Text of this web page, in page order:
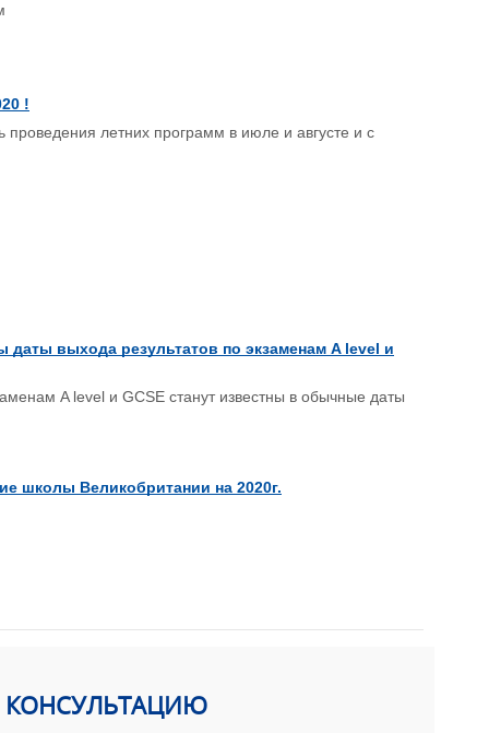
!
летних программ в июле и августе и с
выхода результатов по экзаменам A level и
A level и GCSE станут известны в обычные даты
школы Великобритании на 2020г.
КОНСУЛЬТАЦИЮ